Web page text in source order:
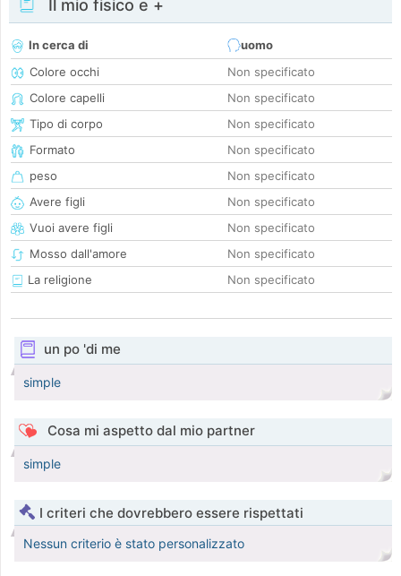
Il mio fisico e +
In cerca di
uomo
Colore occhi
Non specificato
Colore capelli
Non specificato
Tipo di corpo
Non specificato
Formato
Non specificato
peso
Non specificato
Avere figli
Non specificato
Vuoi avere figli
Non specificato
Mosso dall'amore
Non specificato
La religione
Non specificato
un po 'di me
simple
Cosa mi aspetto dal mio partner
simple
I criteri che dovrebbero essere rispettati
Nessun criterio è stato personalizzato